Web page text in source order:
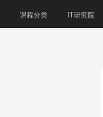
课程分类 IT研究院